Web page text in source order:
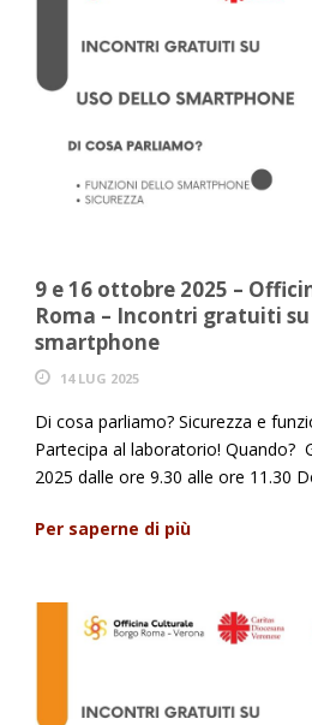
9 e 16 ottobre 2025 –
Roma – Incontri gratuiti
smartphone
14 LUG 2025
Di cosa parliamo? Sicurezza e
Partecipa al laboratorio! Quando?
2025 dalle ore 9.30 alle ore 11.30
Per saperne di più